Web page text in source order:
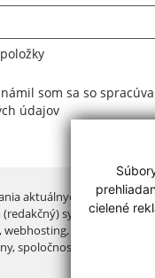
cielené
som sa so
údajov
aktuálnych informácií s
(redakčný) systém
,webhosting,
,spoločnosť webex.digital,